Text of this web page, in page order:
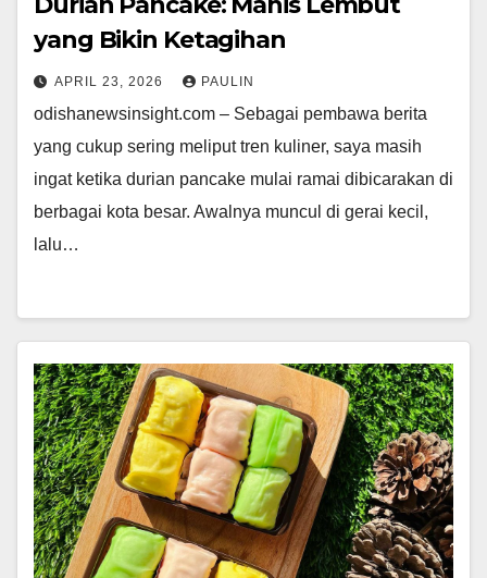
yang Bikin Ketagihan
APRIL 23, 2026 PAULIN
odishanewsinsight.com – Sebagai pembawa berita
yang cukup sering meliput tren kuliner, saya masih
ingat ketika durian pancake mulai ramai dibicarakan di
berbagai kota besar. Awalnya muncul di gerai kecil,
lalu…